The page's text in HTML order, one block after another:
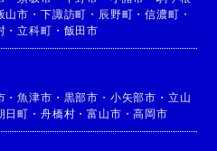
山市 ・ 下諏訪町 ・ 辰野町 ・信濃町 ・
・立科町 ・ 飯田市
・魚津市 ・ 黒部市 ・ 小矢部市 ・ 立山
日町 ・ 舟橋村 ・富山市 ・高岡市